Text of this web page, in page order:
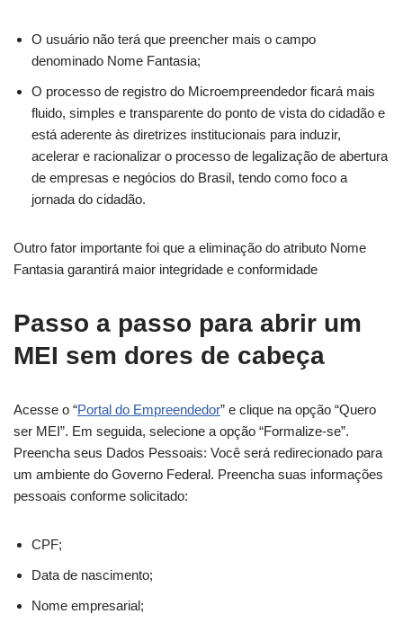
O usuário não terá que preencher mais o campo
denominado Nome Fantasia;
O processo de registro do Microempreendedor ficará mais
fluido, simples e transparente do ponto de vista do cidadão e
está aderente às diretrizes institucionais para induzir,
acelerar e racionalizar o processo de legalização de abertura
de empresas e negócios do Brasil, tendo como foco a
jornada do cidadão.
Outro fator importante foi que a eliminação do atributo Nome
Fantasia garantirá maior integridade e conformidade
Passo a passo para abrir um
MEI sem dores de cabeça
Acesse o “Portal do Empreendedor” e clique na opção “Quero
ser MEI”. Em seguida, selecione a opção “Formalize-se”.
Preencha seus Dados Pessoais: Você será redirecionado para
um ambiente do Governo Federal. Preencha suas informações
pessoais conforme solicitado:
CPF;
Data de nascimento;
Nome empresarial;